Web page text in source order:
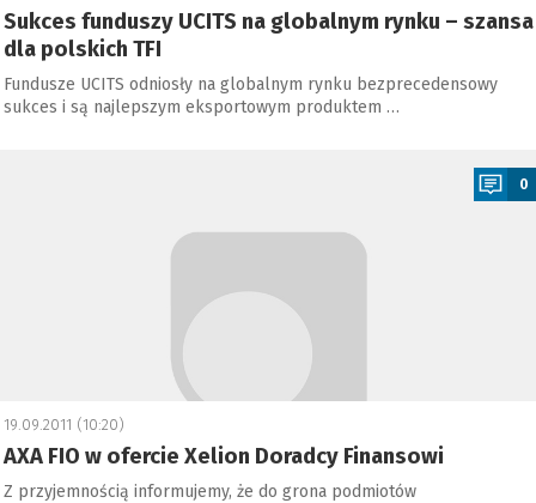
Sukces funduszy UCITS na globalnym rynku – szansa
dla polskich TFI
Fundusze UCITS odniosły na globalnym rynku bezprecedensowy
sukces i są najlepszym eksportowym produktem …
0
19.09.2011 (10:20)
AXA FIO w ofercie Xelion Doradcy Finansowi
Z przyjemnością informujemy, że do grona podmiotów